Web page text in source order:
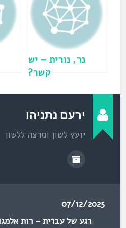
נר, נורית – יש
קשר?
ירעם נתניהו
יועץ לשון ומרצה ללשון
07/12/2025
רגע של עברית – רות